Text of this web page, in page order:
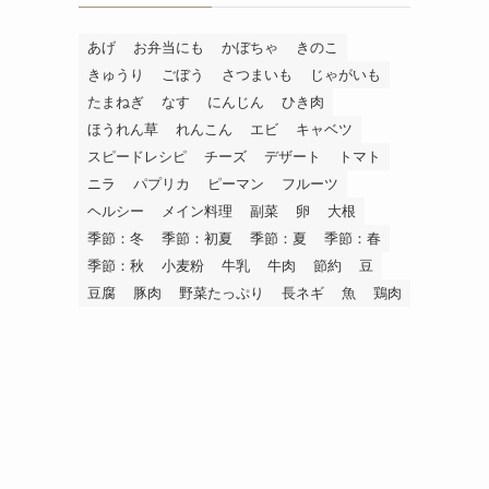
あげ お弁当にも かぼちゃ
きのこ
きゅうり
ごぼう さつまいも
じゃがいも
たまねぎ
なす にんじん
ひき肉
ほうれん草
れんこん エビ
キャベツ
スピードレシピ
チーズ デザート
トマト
ニラ
パプリカ ピーマン
フルーツ
ヘルシー
メイン料理 副菜 卵
大根
季節：冬
季節：初夏 季節：夏
季節：春
季節：秋
小麦粉 牛乳 牛肉 節約
豆
豆腐
豚肉 野菜たっぷり 長ネギ 魚 鶏肉